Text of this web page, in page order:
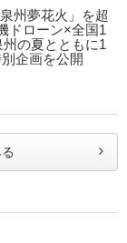
州夢花火」を超
ドローン×全国1
の夏とともに1
企画を公開